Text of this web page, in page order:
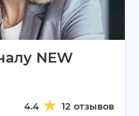
NEW
4.4 12 отзывов